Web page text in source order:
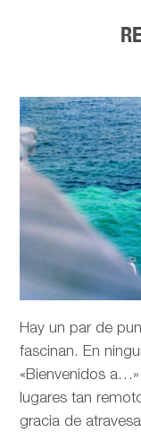
Hay un par de
fascinan. En
«Bienvenidos
lugares tan
gracia de